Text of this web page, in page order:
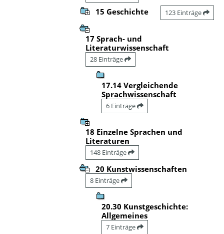
15 Geschichte 123 Einträge
17 Sprach- und
Literaturwissenschaft
28 Einträge
17.14 Vergleichende
Sprachwissenschaft
6 Einträge
18 Einzelne Sprachen und
Literaturen
148 Einträge
20 Kunstwissenschaften
8 Einträge
20.30 Kunstgeschichte:
Allgemeines
7 Einträge